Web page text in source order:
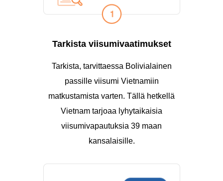
Tarkista viisumivaatimukset
Tarkista, tarvittaessa Bolivialainen
passille viisumi Vietnamiin
matkustamista varten. Tällä hetkellä
Vietnam tarjoaa lyhytaikaisia
viisumivapautuksia 39 maan
kansalaisille.